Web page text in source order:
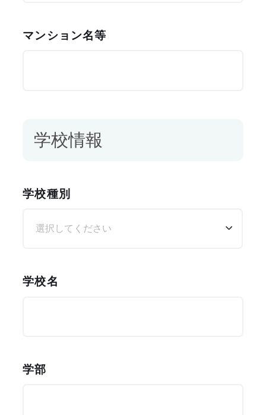
マンション名等
学校情報
学校種別
学校名
学部